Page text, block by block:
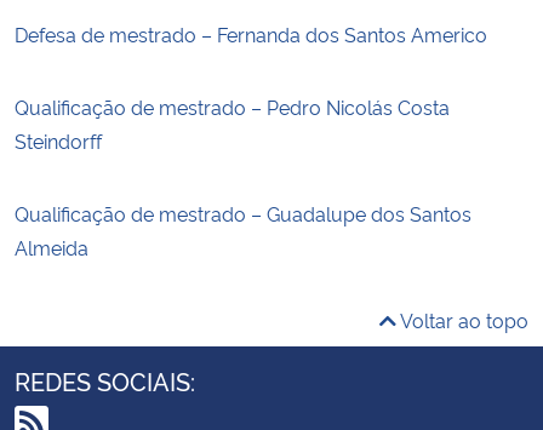
Defesa de mestrado – Fernanda dos Santos Americo
Qualificação de mestrado – Pedro Nicolás Costa
Steindorff
Qualificação de mestrado – Guadalupe dos Santos
Almeida
Voltar ao topo
REDES SOCIAIS: